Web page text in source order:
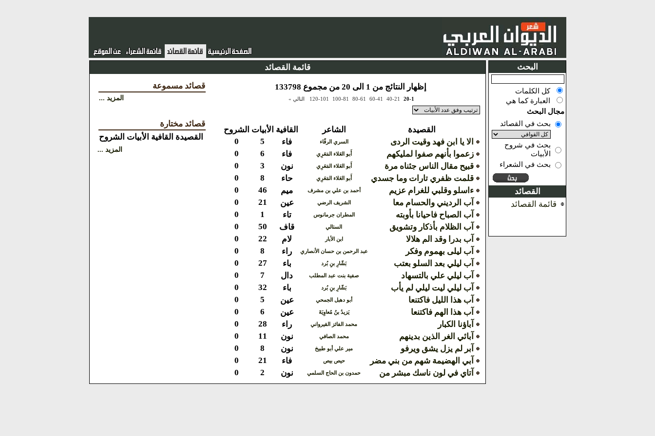
البحث
كل الكلمات
العبارة كما هي
مجال البحث
بحث في القصائد
بحث في شروح
الأبيات
بحث في الشعراء
القصائد
قائمة القصائد
قائمة القصائد
إظهار النتائج من 1 الى 20 من مجموع 133798
20-1
40-21
60-41
80-61
100-81
120-101 التالي »
القصيدة الشاعر القافية الأبيات الشروح
الا يا ابن فهد وقيت الردى
السري الرفّاء فاء 5
0
زعموا بأنهم صفوا لمليكهم
أَبو العَلاء المَعَرِي فاء 6
0
قبيح مقال الناس جئناه مرة
أَبو العَلاء المَعَرِي نون 3
0
قلمت ظفري تارات وما جسدي
أَبو العَلاء المَعَرِي حاء 8
0
ءاسلو وقلبي للغرام عزيم
أحمد بن علي بن مشرف ميم 46
0
آب الرديني والحسام معا
الشريف الرضي عين 21
0
آب الصباح فاحيانا بأوبته
المطران جرمانوس تاء 1
0
آب الظلام بأذكار وتشويق
الستالي قاف 50
0
آب بدرا وقد الم هلالا
ابن الأبار لام 22
0
آب ليلى بهموم وفكر
عبد الرحمن بن حسان الأنصاري راء 8
0
آب ليلي بعد السلو بعتب
بَشّارِ بنِ بُرد باء 27
0
آب ليلي علي بالتسهاد
صفية بنت عبد المطلب دال 7
0
آب ليلي ليت ليلي لم يأب
بَشّارِ بنِ بُرد باء 32
0
آب هذا الليل فاكتنعا
أبو دهبل الجمحي عين 5
0
آب هذا الهم فاكتنعا
يَزيدُ بنُ مُعاوِيَةَ عين 6
0
آباؤنا الكبار
محمد الفائز القيرواني راء 28
0
آبائي الغر الذين بدينهم
محمد الصافي نون 11
0
آبر لم يزل يشق ويرفو
مير علي أبو طبيخ نون 8
0
آبي الهضيمة شهم من بني مضر
حيص بيص فاء 21
0
آتاي في لون ناسك مبشر من
حمدون بن الحاج السلمي نون 2
0
قصائد مسموعة
المزيد ...
قصائد مختارة
القصيدة القافية الأبيات الشروح
المزيد ...